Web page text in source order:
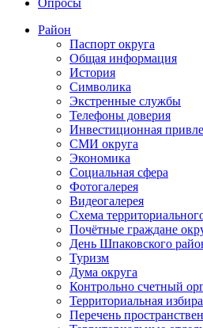
Опросы
Район
Паспорт округа
Общая информация
История
Символика
Экстренные службы
Телефоны доверия
Инвестиционная
СМИ округа
Экономика
Социальная сфера
Фотогалерея
Видеогалерея
Схема
Почётные граждане
День Шпаковского
Туризм
Дума округа
Контрольно счетный
Территориальная
Перечень